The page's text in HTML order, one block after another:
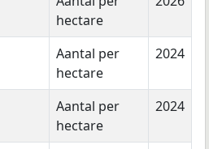
hectare
Aantal per
hectare
2024
Aantal per
hectare
2024